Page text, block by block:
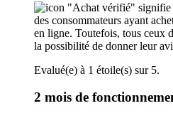
"Achat vérifié" signifie
des consommateurs ayant
en ligne. Toutefois, tous ceux
la possibilité de donner leur
Evalué(e) à 1 étoile(s) sur 5.
2 mois de